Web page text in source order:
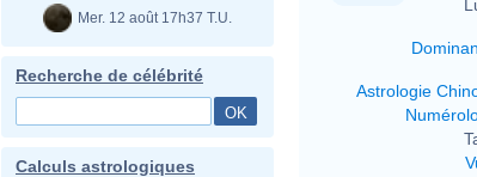
Mer. 12 août 17h37 T.U.
Recherche de célébrité
Calculs astrologiques
Astrologie